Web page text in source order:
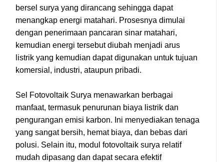
bersel surya yang dirancang sehingga dapat
menangkap energi matahari. Prosesnya dimulai
dengan penerimaan pancaran sinar matahari,
kemudian energi tersebut diubah menjadi arus
listrik yang kemudian dapat digunakan untuk tujuan
komersial, industri, ataupun pribadi.
Sel Fotovoltaik Surya menawarkan berbagai
manfaat, termasuk penurunan biaya listrik dan
pengurangan emisi karbon. Ini menyediakan tenaga
yang sangat bersih, hemat biaya, dan bebas dari
polusi. Selain itu, modul fotovoltaik surya relatif
mudah dipasang dan dapat secara efektif